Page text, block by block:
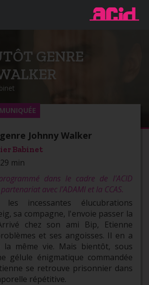
GENRE
Johnny Walker
Babinet
min
dans le cadre de l'ACID
avec l'ADAMI et la CCAS.
incessantes élucubrations
sa compagne, l'envoie passer la
chez son ami Bip, Etienne
et ses angoisses. Il en a
la même vie. Mais bientôt, sous
gélule énigmatique commandée
se retrouve prisonnier dans
répétitive.